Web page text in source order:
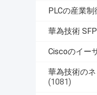
PLCの産業制
華為技術
Ciscoのイー
華為技術の
(1081)